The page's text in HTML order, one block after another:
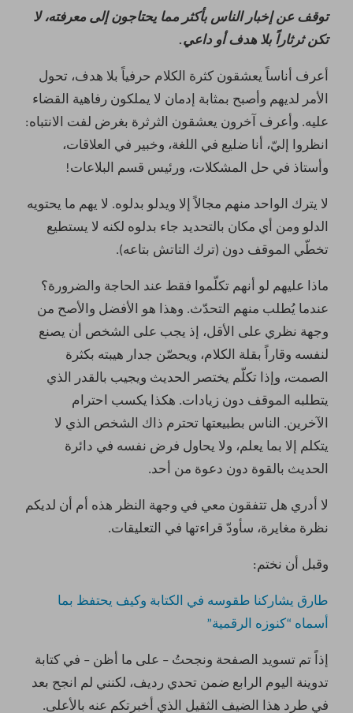
توقف عن إخبار الناس بأكثر مما يحتاجون إلى معرفته، لا
تكن ثرثاراً بلا هدف أو داعي.
أعرف أناساً يعشقون كثرة الكلام حرفياً بلا هدف، تحول
الأمر لديهم وأصبح بمثابة إدمان لا يملكون رفاهية القضاء
عليه. وأعرف آخرون يعشقون الثرثرة بغرض لفت الانتباه:
انظروا إليّ، أنا ضليع في اللغة، وخبير في العلاقات،
وأستاذ في حل المشكلات، ورئيس قسم البلاعات!
لا يترك الواحد منهم مجالاً إلا ويدلو بدلوه. لا يهم ما يحتويه
الدلو ومن أي مكان بالتحديد جاء بدلوه لكنه لا يستطيع
تخطّي الموقف دون (ترك التاتش بتاعه).
ماذا عليهم لو أنهم تكلّموا فقط عند الحاجة والضرورة؟
عندما يُطلب منهم التحدّث. وهذا هو الأفضل والأصح من
وجهة نظري على الأقل، إذ يجب على الشخص أن يصنع
لنفسه وقاراً بقلة الكلام، ويحصّن جدار هيبته بكثرة
الصمت، وإذا تكلّم يختصر الحديث ويجيب بالقدر الذي
يتطلبه الموقف دون زيادات. هكذا يكسب احترام
الآخرين. الناس بطبيعتها تحترم ذاك الشخص الذي لا
يتكلم إلا بما يعلم، ولا يحاول فرض نفسه في دائرة
الحديث بالقوة دون دعوة من أحد.
لا أدري هل تتفقون معي في وجهة النظر هذه أم أن لديكم
نظرة مغايرة، سأودّ قراءتها في التعليقات.
وقبل أن نختم:
طارق يشاركنا طقوسه في الكتابة وكيف يحتفظ بما
أسماه “كنوزه الرقمية”
إذاً تم تسويد الصفحة ونجحتُ – على ما أظن – في كتابة
تدوينة اليوم الرابع ضمن تحدي رديف، لكنني لم انجح بعد
في طرد هذا الضيف الثقيل الذي أخبرتكم عنه بالأعلى.